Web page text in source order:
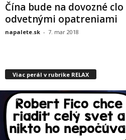
Čína bude na dovozné
odvetnými opatreniami
napalete.sk - 7. mar 2018
Viac perál v rubrike RELAX